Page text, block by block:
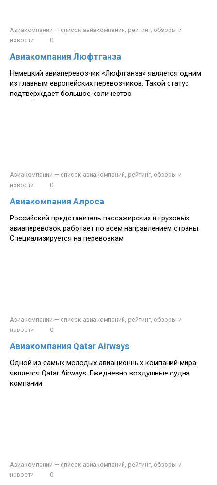
Авиакомпании — список авиакомпаний, рейтинг, обзоры и
новости
0
Авиакомпания Люфтганза
Немецкий авиаперевозчик «Люфтганза» является одним
из главным европейских перевозчиков. Такой статус
подтверждает большое количество
Авиакомпании — список авиакомпаний, рейтинг, обзоры и
новости
0
Авиакомпания Алроса
Российский представитель пассажирских и грузовых
авиаперевозок работает по всем направлением страны.
Специализируется на перевозкам
Авиакомпании — список авиакомпаний, рейтинг, обзоры и
новости
0
Авиакомпания Qatar Airways
Одной из самых молодых авиационных компаний мира
является Qatar Airways. Ежедневно воздушные судна
компании
Авиакомпании — список авиакомпаний, рейтинг, обзоры и
новости
0